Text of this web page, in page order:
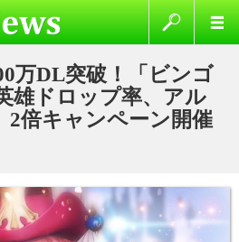
万DL突破！「ビンゴ
雄ドロップ率、アル
2倍キャンペーン開催